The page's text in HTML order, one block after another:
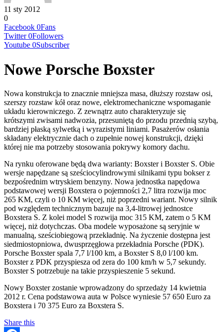
11 sty 2012
0
Facebook 0Fans
Twitter 0Followers
Youtube 0Subscriber
Nowe Porsche Boxster
Nowa konstrukcja to znacznie mniejsza masa, dłuższy rozstaw osi,
szerszy rozstaw kół oraz nowe, elektromechaniczne wspomaganie
układu kierowniczego. Z zewnątrz auto charakteryzuje się
krótszymi zwisami nadwozia, przesuniętą do przodu przednią szybą,
bardziej płaską sylwetką i wyrazistymi liniami. Pasażerów osłania
składany elektrycznie dach o zupełnie nowej konstrukcji, dzięki
której nie ma potrzeby stosowania pokrywy komory dachu.
Na rynku oferowane będą dwa warianty: Boxster i Boxster S. Obie
wersje napędzane są sześciocylindrowymi silnikami typu bokser z
bezpośrednim wtryskiem benzyny. Nowa jednostka napędowa
podstawowej wersji Boxstera o pojemności 2,7 litra rozwija moc
265 KM, czyli o 10 KM więcej, niż poprzedni wariant. Nowy silnik
pod względem technicznym bazuje na 3,4-litrowej jednostce
Boxstera S. Z kolei model S rozwija moc 315 KM, zatem o 5 KM
więcej, niż dotychczas. Oba modele wyposażone są seryjnie w
manualną, sześciobiegową przekładnię. Na życzenie dostępna jest
siedmiostopniowa, dwusprzęgłowa przekładnia Porsche (PDK).
Porsche Boxster spala 7,7 l/100 km, a Boxster S 8,0 l/100 km.
Boxster z PDK przyspiesza od zera do 100 km/h w 5,7 sekundy.
Boxster S potrzebuje na takie przyspieszenie 5 sekund.
Nowy Boxster zostanie wprowadzony do sprzedaży 14 kwietnia
2012 r. Cena podstawowa auta w Polsce wyniesie 57 650 Euro za
Boxstera i 70 375 Euro za Boxstera S.
Share this